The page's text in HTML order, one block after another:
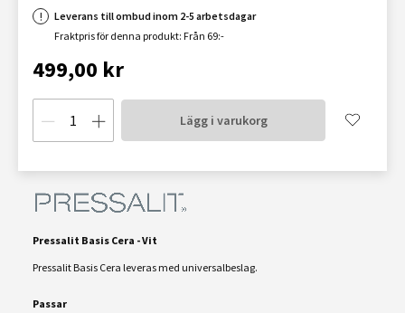
Leverans till ombud inom 2-5 arbetsdagar
Fraktpris för denna produkt: Från 69:-
499,00 kr
Lägg i varukorg
Pressalit Basis Cera - Vit
Pressalit Basis Cera leveras med universalbeslag.
Passar